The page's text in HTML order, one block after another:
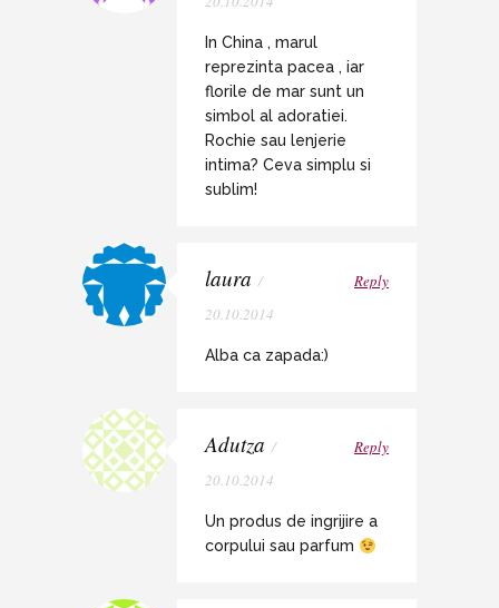
In China , marul
reprezinta pacea , iar
florile de mar sunt un
simbol al adoratiei.
Rochie sau lenjerie
intima? Ceva simplu si
sublim!
laura /
20.10.2014
Reply
Alba ca zapada:)
Adutza /
20.10.2014
Reply
Un produs de ingrijire a
corpului sau parfum